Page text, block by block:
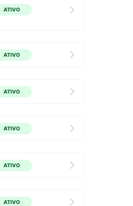
ATIVO
ATIVO
ATIVO
ATIVO
ATIVO
ATIVO